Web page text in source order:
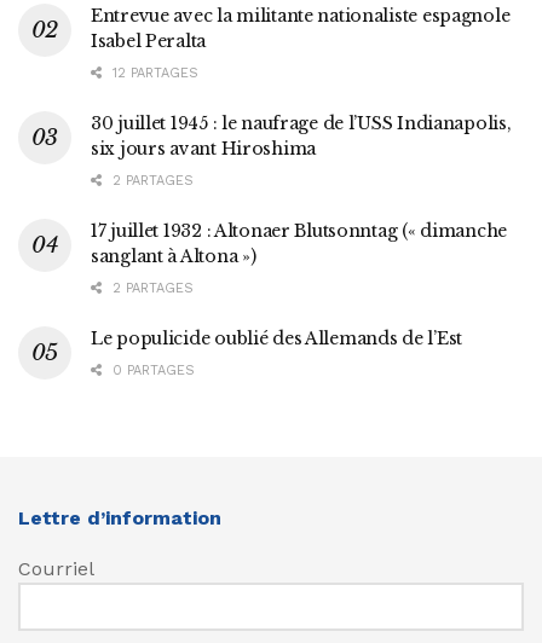
Entrevue avec la militante nationaliste espagnole
Isabel Peralta
12 PARTAGES
30 juillet 1945 : le naufrage de l’USS Indianapolis,
six jours avant Hiroshima
2 PARTAGES
17 juillet 1932 : Altonaer Blutsonntag (« dimanche
sanglant à Altona »)
2 PARTAGES
Le populicide oublié des Allemands de l’Est
0 PARTAGES
Lettre d’information
Courriel